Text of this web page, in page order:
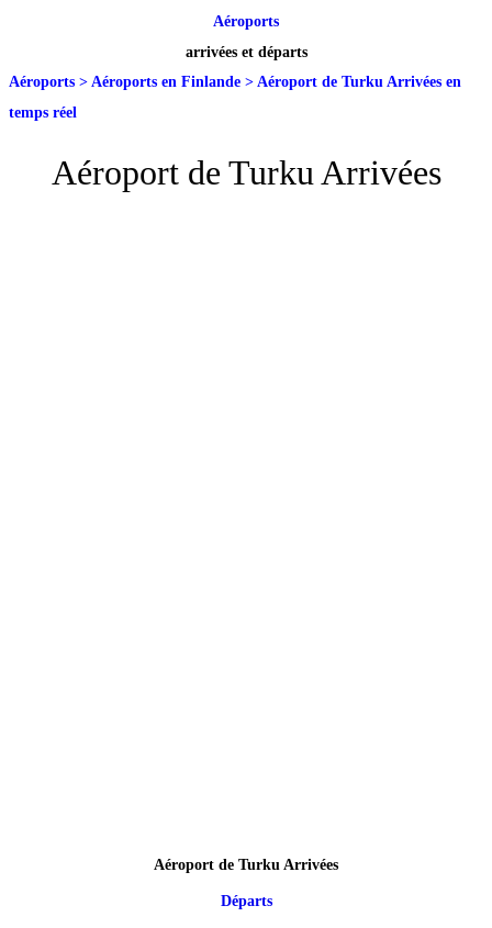
Aéroports
arrivées et départs
Aéroports > Aéroports en Finlande > Aéroport de Turku Arrivées en
temps réel
Aéroport de Turku Arrivées
Aéroport de Turku Arrivées
Départs